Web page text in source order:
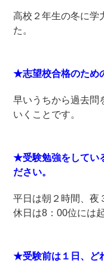
高校２年生の冬に学
た。
★志望校合格のため
早いうちから過去問
いくことです。
★受験勉強をしてい
ださい。
平日は朝２時間、夜
休日は8：00位には
★受験前は１日、ど